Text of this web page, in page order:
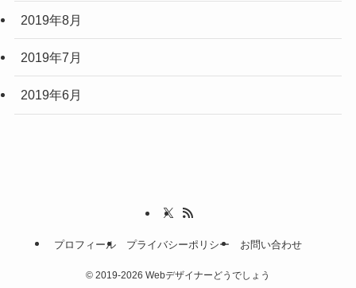
2019年8月
2019年7月
2019年6月
プロフィール プライバシーポリシー お問い合わせ
© 2019-2026 Webデザイナーどうでしょう